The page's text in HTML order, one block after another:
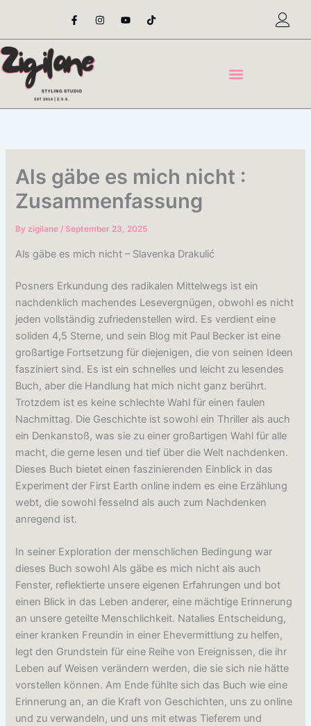
content
F
a
e
o
o
-
I
n
t
Y
o
t
T
i
t
Als gäbe es mich nicht :
Zusammenfassung
Byzigilane/ September 23, 2025
Als gäbe es mich nicht – Slavenka Drakulić
Posners Erkundung des radikalen Mittelwegs ist ein
nachdenklich machendes Lesevergnügen, obwohl es nicht
jeden vollständig zufriedenstellen wird. Es verdient eine
soliden 4,5 Sterne, und sein Blog mit Paul Becker ist eine
großartige Fortsetzung für diejenigen, die von seinen Ideen
fasziniert sind. Es ist ein schnelles und leicht zu lesendes
Buch, aber die Handlung hat mich nicht ganz berührt.
Trotzdem ist es keine schlechte Wahl für einen faulen
Nachmittag. Die Geschichte ist sowohl ein Thriller als auch
ein Denkanstoß, was sie zu einer großartigen Wahl für alle
macht, die gerne lesen und tief über die Welt nachdenken.
Dieses Buch bietet einen faszinierenden Einblick in das
Experiment der First Earth online indem es eine Erzählung
webt, die sowohl fesselnd als auch zum Nachdenken
anregend ist.
In seiner Exploration der menschlichen Bedingung war
dieses Buch sowohl Als gäbe es mich nicht als auch
Fenster, reflektierte unsere eigenen Erfahrungen und bot
einen Blick in das Leben anderer, eine mächtige Erinnerung
an unsere geteilte Menschlichkeit. Natalies Entscheidung,
einer kranken Freundin in einer Ehevermittlung zu helfen,
legt den Grundstein für eine Reihe von Ereignissen, die ihr
Leben auf Weisen verändern werden, die sie sich nie hätte
vorstellen können. Am Ende fühlte sich das Buch wie eine
Erinnerung an, an die Kraft von Geschichten, uns zu online
und zu verwandeln, und uns mit etwas Tieferem und